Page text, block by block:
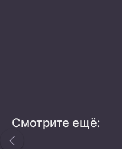
Смотрите ещё: